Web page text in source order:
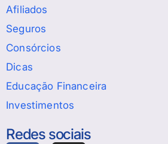
Afiliados
Seguros
Consórcios
Dicas
Educação Financeira
Investimentos
Redes sociais